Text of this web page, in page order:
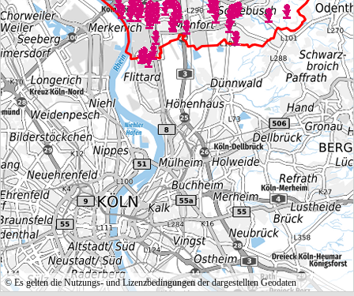
© Es gelten die Nutzungs- und Lizenzbedingungen der dargestellten Geodaten